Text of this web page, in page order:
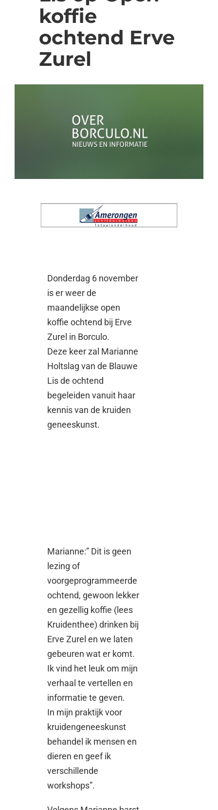
koffie
ochtend Erve
Zurel
Donderdag 6 november
is er weer de
maandelijkse open
koffie ochtend bij Erve
Zurel in Borculo.
Deze keer zal Marianne
Holtslag van de Blauwe
Lis de ochtend
begeleiden vanuit haar
kennis van de kruiden
geneeskunst.
Marianne:” Dit is geen
lezing of
voorgeprogrammeerde
ochtend, gewoon lekker
en gezellig koffie (lees
Kruidenthee) drinken bij
Erve Zurel en we laten
gebeuren wat er komt.
Ik vind het leuk om mijn
verhaal te vertellen en
informatie te geven.
In mijn praktijk voor
kruidengeneeskunst
behandel ik mensen en
dieren en geef ik
verschillende
workshops”.